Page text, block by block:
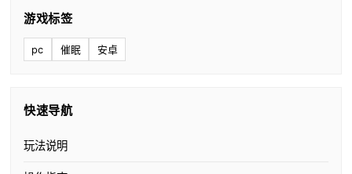
游戏标签
pc 催眠 安卓
快速导航
玩法说明